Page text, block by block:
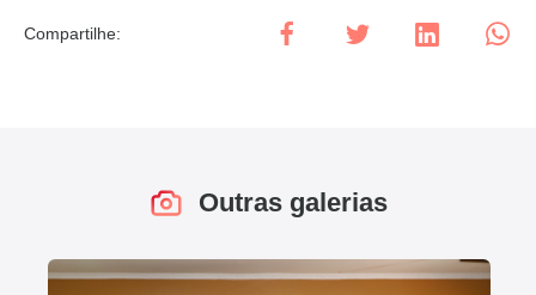
Compartilhe:
Outras galerias